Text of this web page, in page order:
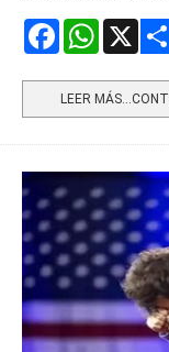
FacebookWhatsApp
LEER